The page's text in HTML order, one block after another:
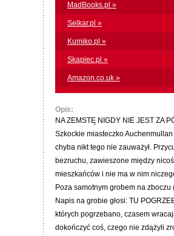
MadBooks.pl »
Selkar.pl »
Kumiko.pl »
Skapiec.pl »
Amazon.co.uk »
Opis:
NA ZEMSTĘ NIGDY NIE JEST ZA
Szkockie miasteczko
chyba nikt tego nie zauważył.
bezruchu, zawieszone między
mieszkańców i nie ma w nim
Poza samotnym grobem na zboczu
Napis na grobie głosi: TU
których pogrzebano, czasem
dokończyć coś, czego nie zdążyli